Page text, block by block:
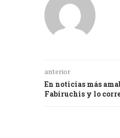
anterior
En noticias más
Fabiruchis y lo